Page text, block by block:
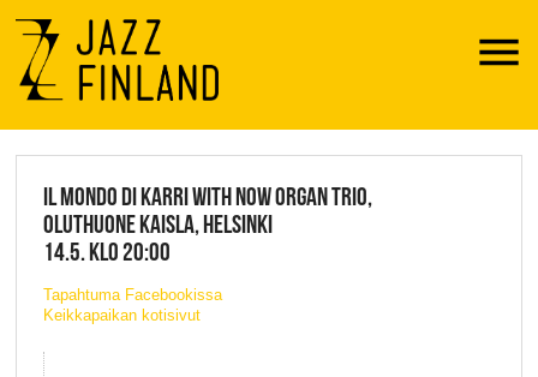
Menu
JAZZ FINLAND LIVE
IL MONDO DI KARRI WITH NOW ORGAN TRIO,
OLUTHUONE KAISLA, HELSINKI
14.5. KLO 20:00
Tapahtuma Facebookissa
Keikkapaikan kotisivut